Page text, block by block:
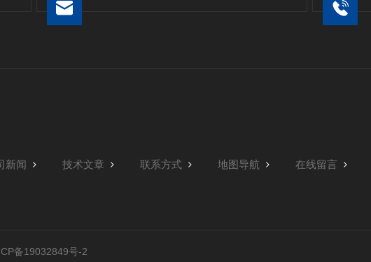
新闻 技术文章 联系方式 地图导航 在线留言
备19032849号-2